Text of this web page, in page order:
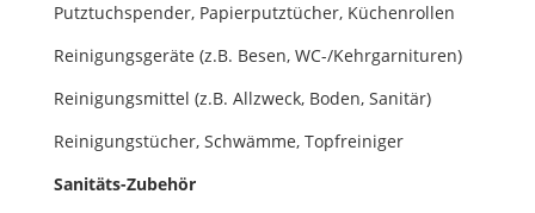
Putztuchspender, Papierputztücher, Küchenrollen
Reinigungsgeräte (z.B. Besen, WC-/Kehrgarnituren)
Reinigungsmittel (z.B. Allzweck, Boden, Sanitär)
Reinigungstücher, Schwämme, Topfreiniger
Sanitäts-Zubehör